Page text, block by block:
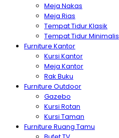
Meja Nakas
Meja Rias
Tempat Tidur Klasik
Tempat Tidur Minimalis
Furniture Kantor
Kursi Kantor
Meja Kantor
Rak Buku
Furniture Outdoor
Gazebo
Kursi Rotan
Kursi Taman
Furniture Ruang Tamu